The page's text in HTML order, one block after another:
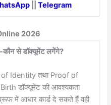
||Telegram
2026
कौन से डॉक्यूमेंट लगेंगे?
of Identity तथा Proof of
डॉक्यूमेंट की आवश्यकता
में आधार कार्ड दे सकते हैं वही